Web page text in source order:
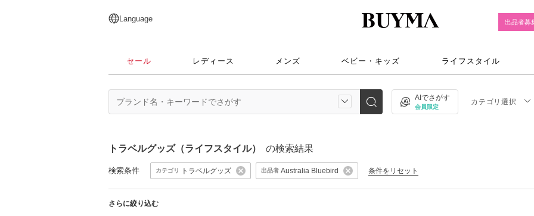
日本語
English
简体中文
繁體中文
Language 出品者募
セール レディース メンズ ベビー・キッズ ライフスタイル
AIでさがす
会員限定
カテゴリ選択
トラベルグッズ（ライフスタイル） の検索結果
検索条件 カテゴリ トラベルグッズ 出品者 Australia Bluebird 条件をリセット
さらに絞り込む